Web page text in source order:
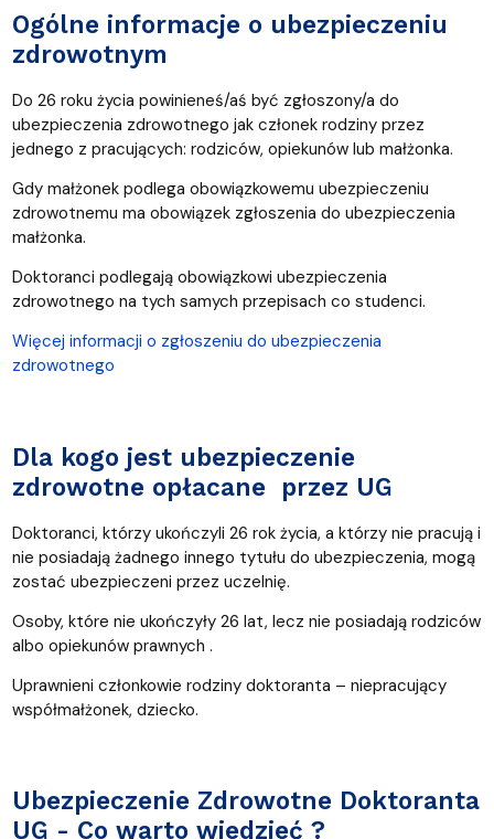
Ogólne informacje o ubezpieczeniu
zdrowotnym
Do 26 roku życia powinieneś/aś być zgłoszony/a do
ubezpieczenia zdrowotnego jak członek rodziny przez
jednego z pracujących: rodziców, opiekunów lub małżonka.
Gdy małżonek podlega obowiązkowemu ubezpieczeniu
zdrowotnemu ma obowiązek zgłoszenia do ubezpieczenia
małżonka.
Doktoranci podlegają obowiązkowi ubezpieczenia
zdrowotnego na tych samych przepisach co studenci.
Więcej informacji o zgłoszeniu do ubezpieczenia
zdrowotnego
Dla kogo jest ubezpieczenie
zdrowotne opłacane przez UG
Doktoranci, którzy ukończyli 26 rok życia, a którzy nie pracują i
nie posiadają żadnego innego tytułu do ubezpieczenia, mogą
zostać ubezpieczeni przez uczelnię.
Osoby, które nie ukończyły 26 lat, lecz nie posiadają rodziców
albo opiekunów prawnych .
Uprawnieni członkowie rodziny doktoranta – niepracujący
współmałżonek, dziecko.
Ubezpieczenie Zdrowotne Doktoranta
UG - Co warto wiedzieć ?